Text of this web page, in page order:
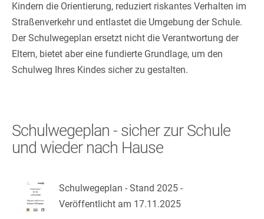
Kindern die Orientierung, reduziert riskantes Verhalten im
Straßenverkehr und entlastet die Umgebung der Schule.
Der Schulwegeplan ersetzt nicht die Verantwortung der
Eltern, bietet aber eine fundierte Grundlage, um den
Schulweg Ihres Kindes sicher zu gestalten.
Schulwegeplan - sicher zur Schule
und wieder nach Hause
Schulwegeplan - Stand 2025 -
Veröffentlicht am 17.11.2025